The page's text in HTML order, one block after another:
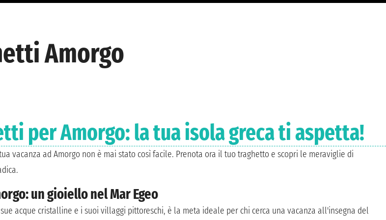
Amorgo
per Amorgo: la tua isola greca ti aspetta!
vacanza ad Amorgo non è mai stato così facile. Prenota ora il tuo traghetto e scopri le meraviglie di
un gioiello nel Mar Egeo
acque cristalline e i suoi villaggi pittoreschi, è la meta ideale per chi cerca una vacanza all'insegna del